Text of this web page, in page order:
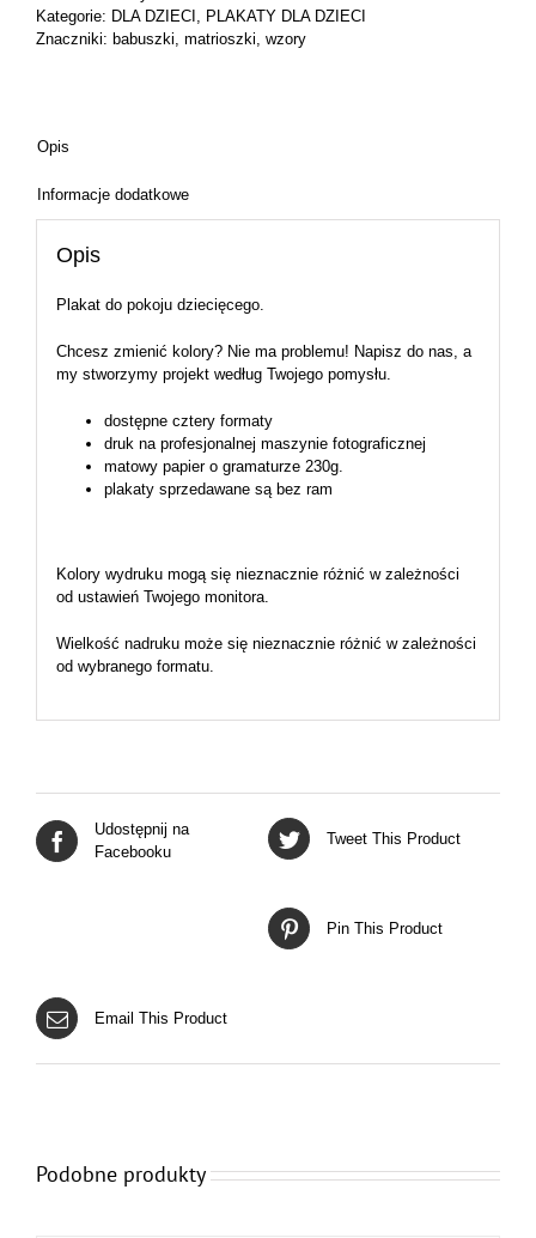
Kategorie: DLA DZIECI , PLAKATY DLA DZIECI
Znaczniki: babuszki, matrioszki, wzory
Opis
Informacje dodatkowe
Opis
Plakat do pokoju dziecięcego.
Chcesz zmienić kolory? Nie ma problemu! Napisz do nas, a
my stworzymy projekt według Twojego pomysłu.
dostępne cztery formaty
druk na profesjonalnej maszynie fotograficznej
matowy papier o gramaturze 230g.
plakaty sprzedawane są bez ram
Kolory wydruku mogą się nieznacznie różnić w zależności
od ustawień Twojego monitora.
Wielkość nadruku może się nieznacznie różnić w zależności
od wybranego formatu.
Udostępnij na
Facebooku
Tweet This Product
Pin This Product
Email This Product
Podobne produkty